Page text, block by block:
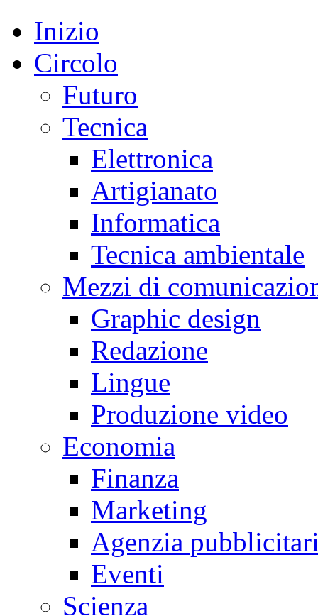
Inizio
Circolo
Futuro
Tecnica
Elettronica
Artigianato
Informatica
Tecnica ambientale
Mezzi di
Graphic design
Redazione
Lingue
Produzione video
Economia
Finanza
Marketing
Agenzia
Eventi
Scienza